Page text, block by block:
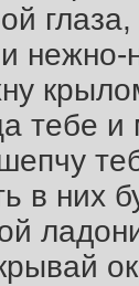
и
тебе и
в них